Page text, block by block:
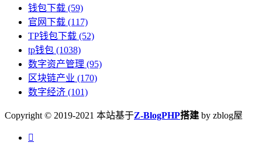
钱包下载 (59)
官网下载 (117)
TP钱包下载 (52)
tp钱包 (1038)
数字资产管理 (95)
区块链产业 (170)
数字经济 (101)
Copyright © 2019-2021 本站基于Z-BlogPHP搭建 by zblog屋
